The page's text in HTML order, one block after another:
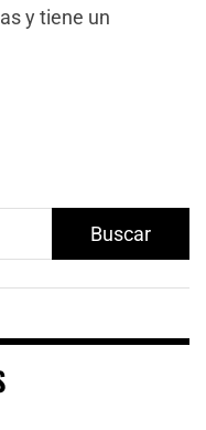
y tiene un